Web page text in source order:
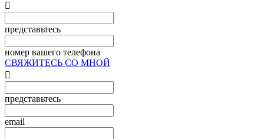

представьтесь
номер вашего телефона
СВЯЖИТЕСЬ СО МНОЙ

представьтесь
email